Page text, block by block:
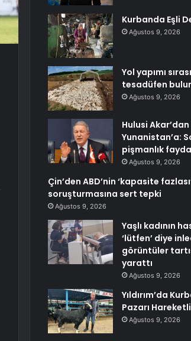
Kurbanda Eşli
Ağustos 9, 2026
Yol yapımı
tesadüfen
Ağustos 9, 2026
Hulusi Akar’dan
Yunanistan’a:
pişmanlık
Ağustos 9, 2026
Çin’den ABD’nin ‘kapasite
soruşturmasına sert tepki
Ağustos 9, 2026
Yaşlı kadının
‘lütfen’ diye
görüntüler
yarattı
Ağustos 9, 2026
Yıldırım’da
Pazarı Hareketli
Ağustos 9, 2026